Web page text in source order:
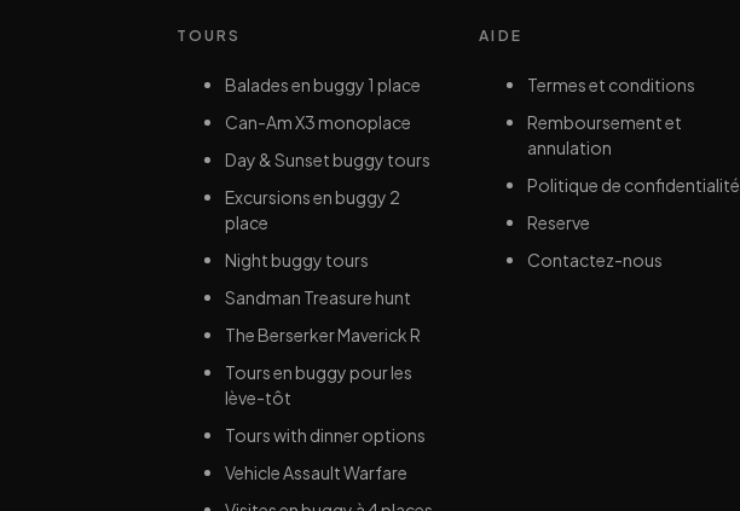
TOURS
Balades en buggy 1 place
Can-Am X3 monoplace
Day & Sunset buggy tours
Excursions en buggy 2
place
Night buggy tours
Sandman Treasure hunt
The Berserker Maverick R
Tours en buggy pour les
lève-tôt
Tours with dinner options
Vehicle Assault Warfare
AIDE
Termes et conditions
Remboursement et
annulation
Politique de confidentialité
Reserve
Contactez-nous